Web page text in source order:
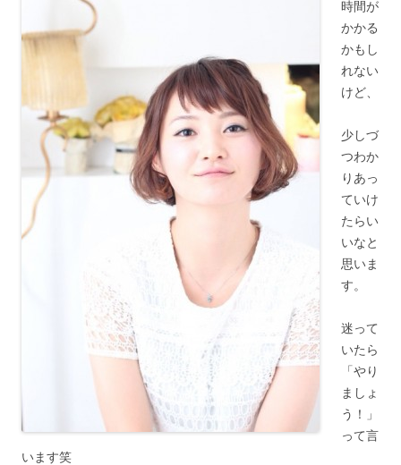
時間が
かかる
かもし
れない
けど、
少しづ
つわか
りあっ
ていけ
たらい
いなと
思いま
す。
迷って
いたら
「やり
ましょ
う！」
って言
います笑